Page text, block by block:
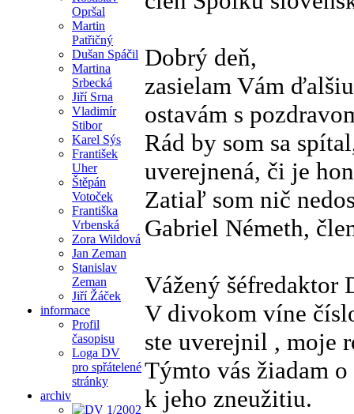
Opršal
Martin
Patřičný
Dušan Spáčil
Martina
Srbecká
Jiří Srna
Vladimír
Stibor
Karel Sýs
František
Uher
Štěpán
Votoček
Františka
Vrbenská
Zora Wildová
Jan Zeman
Stanislav
Zeman
Jiří Žáček
informace
Profil
časopisu
Loga DV
pro spřátelené
stránky
archiv
Dobrý deň,
zasielam Vám
ostavám s
Rád by som sa
uverejnená, či je
Zatiaľ som nič
Gabriel Németh,
Vážený šéfredaktor
V divokom víne
ste uverejnil , moje
Týmto vás žiadam
k jeho zneužitiu.